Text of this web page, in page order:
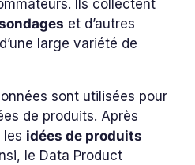
Ils collectent
et d’autres
large variété de
sont utilisées pour
de produits. Après
les idées de produits
le Data Product